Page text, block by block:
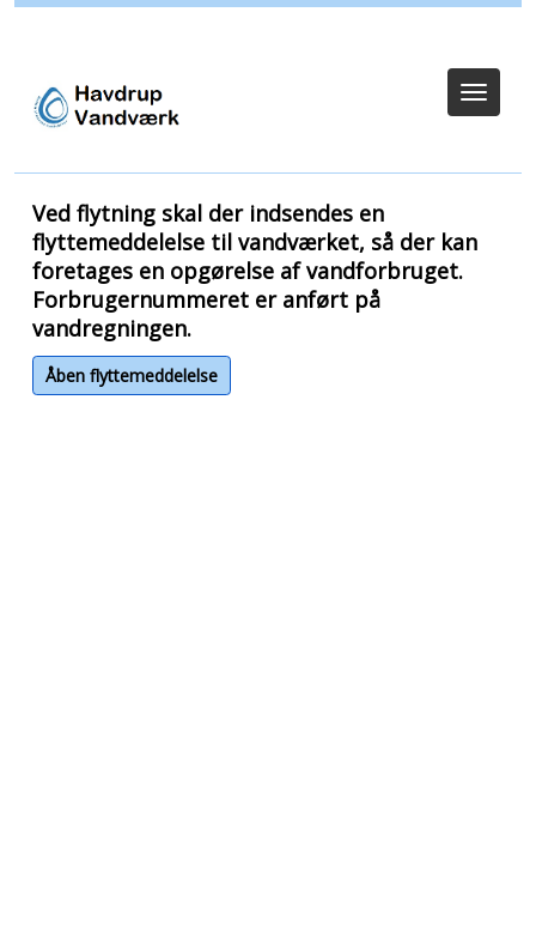
Toggle
Ved flytning skal der indsendes en
flyttemeddelelse til vandværket, så der kan
foretages en opgørelse af vandforbruget.
Forbrugernummeret er anført på
vandregningen.
Åben flyttemeddelelse